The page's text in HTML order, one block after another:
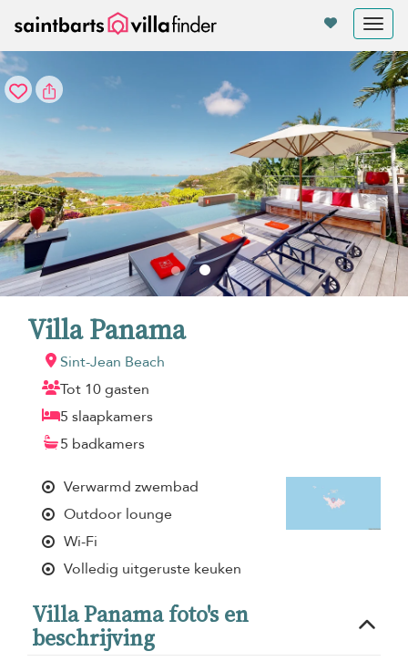
Villa Panama
Sint-Jean Beach
Tot 10 gasten
5 slaapkamers
5 badkamers
Verwarmd zwembad
Outdoor lounge
Wi-Fi
Volledig uitgeruste keuken
Villa Panama foto's en
beschrijving
Cookies beheer paneel